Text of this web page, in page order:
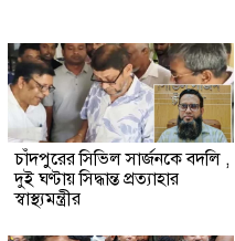
চাঁদপুরের সিভিল সার্জনকে বদলি ,
দুই ঘণ্টায় সিদ্ধান্ত প্রত্যাহার
স্বাস্থ্যমন্ত্রীর